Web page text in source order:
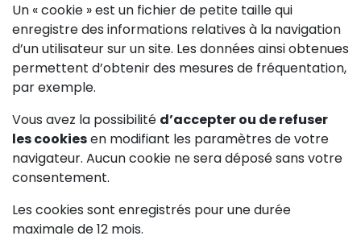
Un « cookie » est un fichier de petite taille qui
enregistre des informations relatives à la navigation
d’un utilisateur sur un site. Les données ainsi obtenues
permettent d’obtenir des mesures de fréquentation,
par exemple.
Vous avez la possibilité d’accepter ou de refuser
les cookiesen modifiant les paramètres de votre
navigateur. Aucun cookie ne sera déposé sans votre
consentement.
Les cookies sont enregistrés pour une durée
maximale de 12 mois.